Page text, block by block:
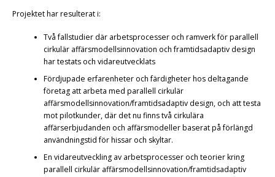
Projektet har resulterat i:
Två fallstudier där arbetsprocesser och ramverk för parallell
cirkulär affärsmodellsinnovation och framtidsadaptiv design
har testats och vidareutvecklats
Fördjupade erfarenheter och färdigheter hos deltagande
företag att arbeta med parallell cirkulär
affärsmodellsinnovation/framtidsadaptiv design, och att testa
mot pilotkunder, där det nu finns två cirkulära
affärserbjudanden och affärsmodeller baserat på förlängd
användningstid för hissar och skyltar.
En vidareutveckling av arbetsprocesser och teorier kring
parallell cirkulär affärsmodellsinnovation/framtidsadaptiv